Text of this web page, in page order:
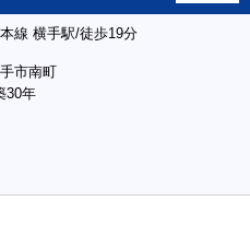
線 横手駅/徒歩19分
市南町
30年